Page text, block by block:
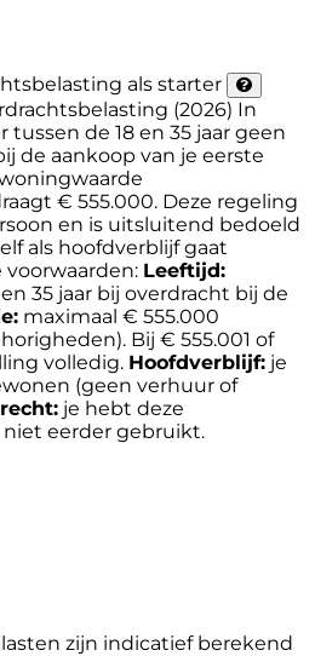
als starter
(2026) In
tussen de 18 en 35 jaar geen
de aankoop van je eerste
€ 555.000. Deze regeling
en is uitsluitend bedoeld
als hoofdverblijf gaat
voorwaarden: Leeftijd:
35 jaar bij overdracht bij de
maximaal € 555.000
Bij € 555.001 of
volledig. Hoofdverblijf: je
(geen verhuur of
je hebt deze
eerder gebruikt.
zijn indicatief berekend